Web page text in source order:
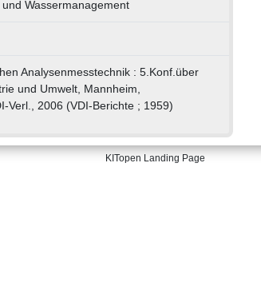
Wassermanagement
Analysenmesstechnik : 5.Konf.über
und Umwelt, Mannheim,
Verl., 2006 (VDI-Berichte ; 1959)
KITopen Landing Page